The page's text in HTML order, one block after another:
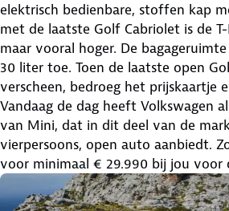
elektrisch bedienbare, stoffen kap
met de laatste Golf Cabriolet is de
maar vooral hoger. De
30 liter toe. Toen de laatste open
verscheen, bedroeg het prijskaartje
Vandaag de dag heeft Volkswagen
van Mini, dat in dit deel van de
vierpersoons, open auto aanbiedt.
voor minimaal € 29.990 bij jou voor